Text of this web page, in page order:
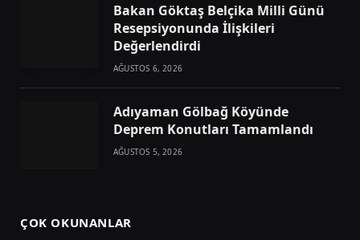
Bakan Göktaş Belçika Milli Günü
Resepsiyonunda İlişkileri
Değerlendirdi
AĞUSTOS 6, 2026
Adıyaman Gölbağ Köyünde
Deprem Konutları Tamamlandı
AĞUSTOS 5, 2026
ÇOK OKUNANLAR